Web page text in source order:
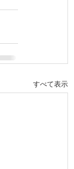
すべて表示